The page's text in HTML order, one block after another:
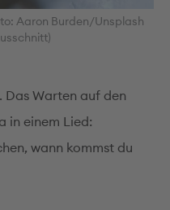
Aaron Burden/Unsplash
Das Warten auf den
in einem Lied:
wann kommst du